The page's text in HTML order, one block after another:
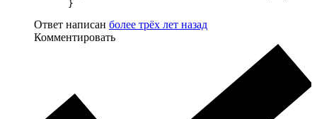
      }
Ответ написан более трёх лет назад
Комментировать